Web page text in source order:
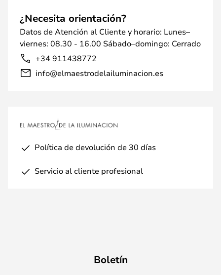
¿Necesita orientación?
Datos de Atención al Cliente y horario: Lunes–
viernes: 08.30 - 16.00 Sábado–domingo: Cerrado
+34 911438772
info@elmaestrodelailuminacion.es
Política de devolución de 30 días
Servicio al cliente profesional
Boletín